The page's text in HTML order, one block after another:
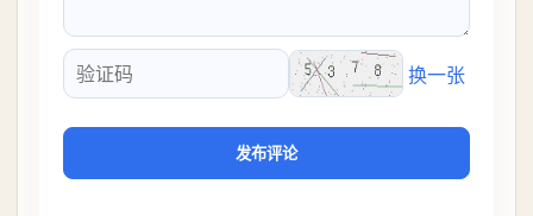
验证码
换一张
发布评论